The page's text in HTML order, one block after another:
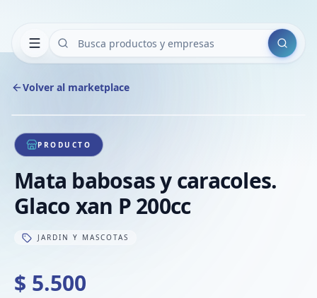
Buscar
Volver al marketplace
1/1
PRODUCTO
Mata babosas y caracoles.
Glaco xan P 200cc
JARDIN Y MASCOTAS
$ 5.500